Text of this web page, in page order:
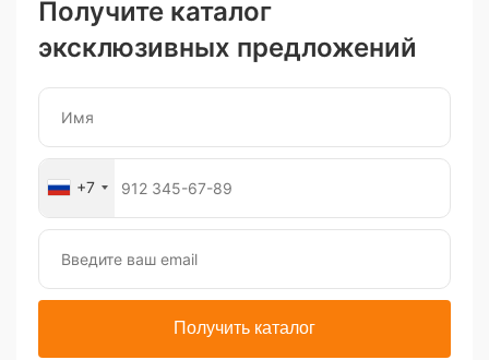
Получите каталог
эксклюзивных предложений
+7
Получить каталог